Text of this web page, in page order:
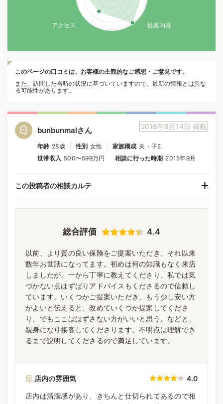
提案内容
アクセス
このページの口コミは、お客様の主観的なご感想・ご意見です。
また、訪問した当時の状況に基づいていますので、最新の情報とは異な
る可能性があります。
2018年9月14日 掲載
bunbunmalさん
年齢 28歳 性別 女性 家族構成 夫・子2
世帯収入 500〜599万円 相談に行った時期 2015年9月
この投稿者の相談カルテ
総合評価 4.4
以前、より質の良い保険をご提案いただき、それ以来
数年お世話になってます。初めは何の知識もなく来店
しましたが、一から丁寧に教えてくださり、私では気
づかない点はずばりアドバイスもくださるので信頼し
ています。いくつかご提案いただき、もう少し安い方
がよいと伝えると、改めていくつか提案してくださ
り、でもここははずさない方がいいと思う。などと、
親身になり接客してくださります。不明点は理解でき
るまで説明してくださるので満足しています。
店内の雰囲気 4.0
店内は清潔感があり、きちんと仕切られてあるので相